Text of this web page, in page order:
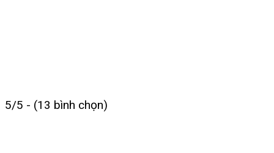
5/5 - (13 bình chọn)